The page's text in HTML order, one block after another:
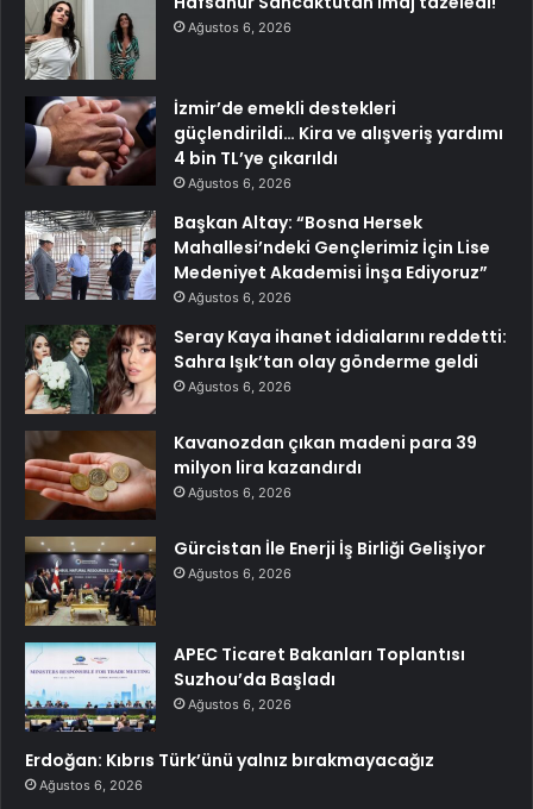
Ağustos 6, 2026
İzmir’de emekli destekleri
güçlendirildi… Kira ve alışveriş yardımı
4 bin TL’ye çıkarıldı
Ağustos 6, 2026
Başkan Altay: “Bosna Hersek
Mahallesi’ndeki Gençlerimiz İçin Lise
Medeniyet Akademisi İnşa Ediyoruz”
Ağustos 6, 2026
Seray Kaya ihanet iddialarını reddetti:
Sahra Işık’tan olay gönderme geldi
Ağustos 6, 2026
Kavanozdan çıkan madeni para 39
milyon lira kazandırdı
Ağustos 6, 2026
Gürcistan İle Enerji İş Birliği Gelişiyor
Ağustos 6, 2026
APEC Ticaret Bakanları Toplantısı
Suzhou’da Başladı
Ağustos 6, 2026
Erdoğan: Kıbrıs Türk’ünü yalnız bırakmayacağız
Ağustos 6, 2026